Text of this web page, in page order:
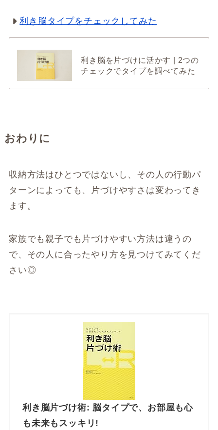
利き脳タイプをチェックしてみた
利き脳を片づけに活かす | 2つの
チェックでタイプを調べてみた
おわりに
収納方法はひとつではないし、その人の行動パ
ターンによっても、片づけやすさは変わってき
ます。
家族でも親子でも片づけやすい方法は違うの
で、その人に合ったやり方を見つけてみてくだ
さい◎
利き脳片づけ術: 脳タイプで、お部屋も心
も未来もスッキリ!